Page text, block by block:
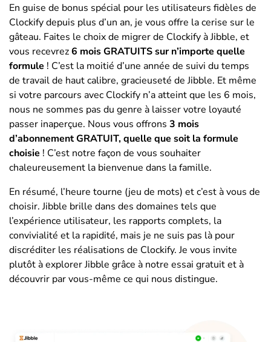
En guise de bonus spécial pour les utilisateurs fidèles de
Clockify depuis plus d’un an, je vous offre la cerise sur le
gâteau. Faites le choix de migrer de Clockify à Jibble, et
vous recevrez6 mois GRATUITS sur n’importe quelle
formule ! C’est la moitié d’une année de suivi du temps
de travail de haut calibre, gracieuseté de Jibble. Et même
si votre parcours avec Clockify n’a atteint que les 6 mois,
nous ne sommes pas du genre à laisser votre loyauté
passer inaperçue. Nous vous offrons 3 mois
d’abonnement GRATUIT, quelle que soit la formule
choisie ! C’est notre façon de vous souhaiter
chaleureusement la bienvenue dans la famille.
En résumé, l’heure tourne (jeu de mots) et c’est à vous de
choisir. Jibble brille dans des domaines tels que
l’expérience utilisateur, les rapports complets, la
convivialité et la rapidité, mais je ne suis pas là pour
discréditer les réalisations de Clockify. Je vous invite
plutôt à explorer Jibble grâce à notre essai gratuit et à
découvrir par vous-même ce qui nous distingue.